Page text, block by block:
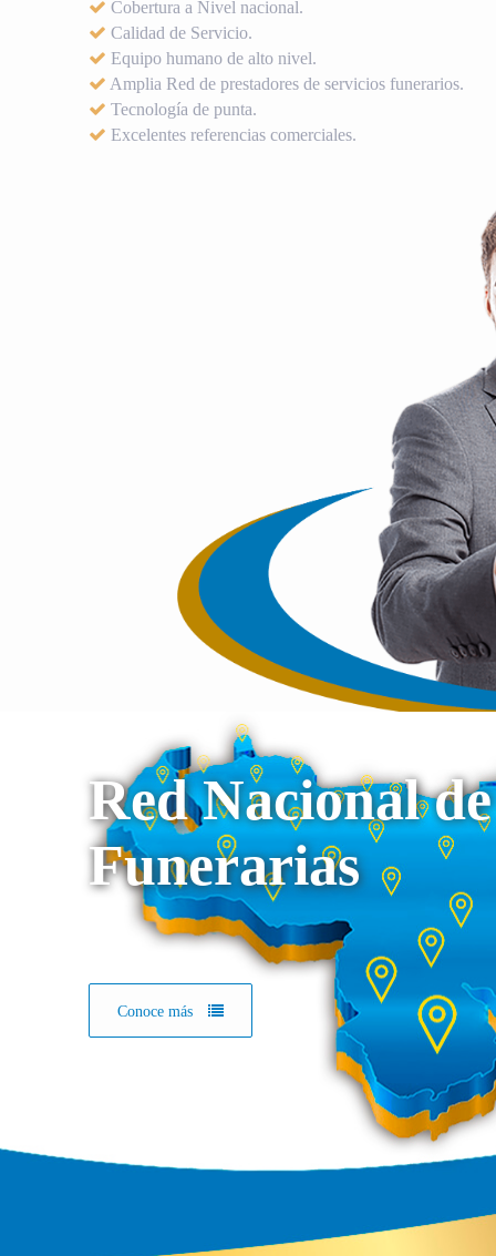
Cobertura a Nivel nacional.
Calidad de Servicio.
Equipo humano de alto nivel.
Amplia Red de prestadores de servicios funerarios.
Tecnología de punta.
Excelentes referencias comerciales.
Red Nacional de
Funerarias
Conoce más